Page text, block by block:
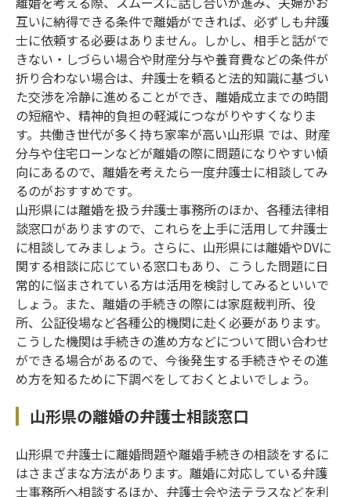
互いに納得できる条件で離婚ができれば、必ずしも弁護
士に依頼する必要はありません。しかし、相手と話がで
きない・しづらい場合や財産分与や養育費などの条件が
折り合わない場合は、弁護士を頼ると法的知識に基づい
た交渉を冷静に進めることができ、離婚成立までの時間
の短縮や、精神的負担の軽減につながりやすくなりま
す。共働き世代が多く持ち家率が高い山形県 では、財産
分与や住宅ローンなどが離婚の際に問題になりやすい傾
向にあるので、離婚を考えたら一度弁護士に相談してみ
るのがおすすめです。
山形県には離婚を扱う弁護士事務所のほか、各種法律相
談窓口がありますので、これらを上手に活用して弁護士
に相談してみましょう。さらに、山形県には離婚やDVに
関する相談に応じている窓口もあり、こうした問題に日
常的に悩まされている方は活用を検討してみるといいで
しょう。また、離婚の手続きの際には家庭裁判所、役
所、公証役場など各種公的機関に赴く必要があります。
こうした機関は手続きの進め方などについて問い合わせ
ができる場合があるので、今後発生する手続きやその進
め方を知るために下調べをしておくとよいでしょう。
山形県の離婚の弁護士相談窓口
山形県で弁護士に離婚問題や離婚手続きの相談をするに
はさまざまな方法があります。離婚に対応している弁護
士事務所へ相談するほか、弁護士会や法テラスなどを利